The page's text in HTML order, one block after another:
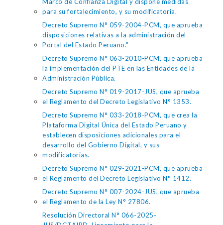
para su fortalecimiento, y su modificatoria.
Decreto Supremo N° 059-2004-PCM, que aprueba
disposiciones relativas a la administración del
Portal del Estado Peruano."
Decreto Supremo N° 063-2010-PCM, que aprueba
la implementación del PTE en las Entidades de la
Administración Pública.
Decreto Supremo N° 019-2017-JUS, que aprueba
el Reglamento del Decreto Legislativo N° 1353.
Decreto Supremo N° 033-2018-PCM, que crea la
Plataforma Digital Única del Estado Peruano y
establecen disposiciones adicionales para el
desarrollo del Gobierno Digital, y sus
modificatorias.
Decreto Supremo N° 029-2021-PCM, que aprueba
el Reglamento del Decreto Legislativo N° 1412.
Decreto Supremo N° 007-2024-JUS, que aprueba
el Reglamento de la Ley N° 27806.
Resolución Directoral N° 066-2025-